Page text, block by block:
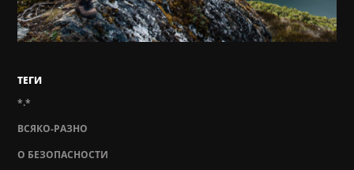
ТЕГИ
*.*
ВСЯКО-РАЗНО
О БЕЗОПАСНОСТИ